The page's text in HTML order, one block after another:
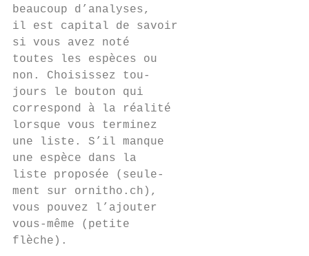
beaucoup d’analyses,
il est capital de savoir
si vous avez noté
toutes les espèces ou
non. Choisissez tou-
jours le bouton qui
correspond à la réalité
lorsque vous terminez
une liste. S’il manque
une espèce dans la
liste proposée (seule-
ment sur ornitho.ch),
vous pouvez l’ajouter
vous-même (petite
flèche).